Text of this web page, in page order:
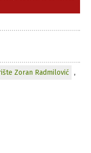
Zoran Radmilović
,